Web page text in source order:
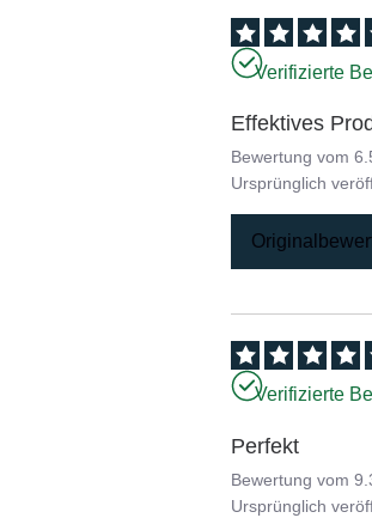
Verifizierte
Effektives
Bewertung vom
Ursprünglich
Verifizierte
Perfekt
Bewertung vom
Ursprünglich